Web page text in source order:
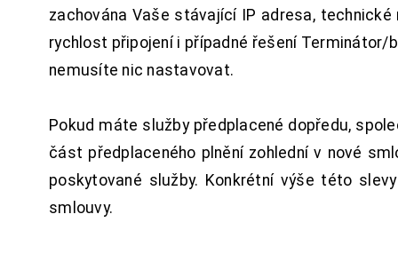
zachována Vaše stávající IP adresa, technické
rychlost připojení i případné řešení Terminátor/
nemusíte nic nastavovat.
Pokud máte služby předplacené dopředu,
část předplaceného plnění zohlední v nové
poskytované služby. Konkrétní výše této
smlouvy.